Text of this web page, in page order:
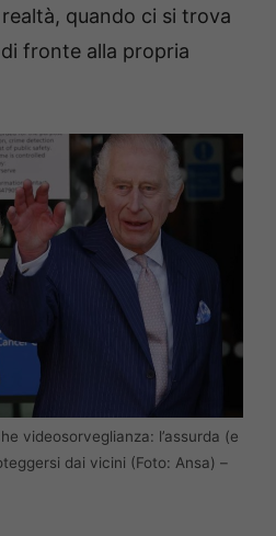
quando ci si trova
fronte alla propria
videosorveglianza: l’assurda (e
dai vicini (Foto: Ansa) –